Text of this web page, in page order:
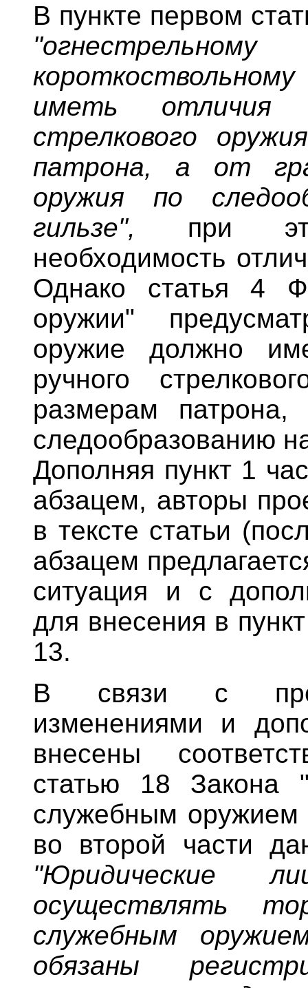
В пункте первом
иметь отличия
стрелкового
патрона, а от
оружия по
гильзе", при
необходимость
Однако статья 4
оружии"
оружие должно
ручного
размерам
следообразованию
Дополняя пункт 1
абзацем, авторы
в тексте статьи
абзацем
ситуация и с
для внесения в
13.
В связи с
изменениями и
внесены
статью 18 Закона
служебным оружием
во второй части
"Юридические
осуществлять
служебным
обязаны